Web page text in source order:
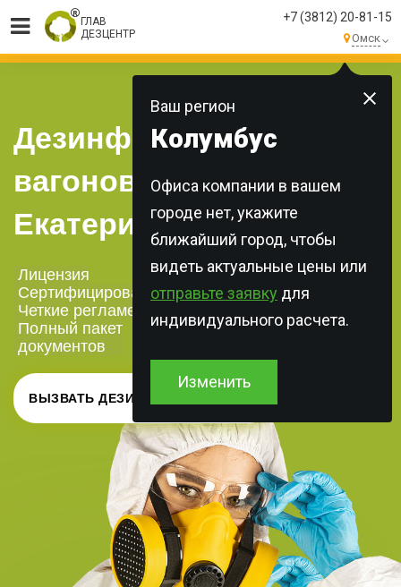
ГЛАВ
ДЕЗЦЕНТР
+7 (3812) 20-81-15
Омск
Ваш регион
Колумбус
Офиса компании в вашем
городе нет, укажите
ближайший город, чтобы
видеть актуальные цены или
отправьте заявку для
индивидуального расчета.
Изменить
МЫ ВЫПОЛНЯЕМБОЛЕЕ 250 ЗАКАЗОВ
КАЖДЫЙ ДЕНЬ!
Дезинфекция
вагонов в
Екатеринбурге
Лицензия
Сертифицированная химия
Четкие регламенты
Полный пакет
документов
ВЫЗВАТЬ ДЕЗИНФЕКТОРА